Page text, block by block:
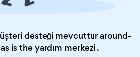
desteği mevcuttur around-
is theyardım merkezi.